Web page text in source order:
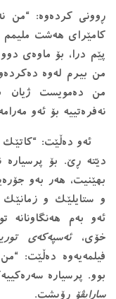
ڕوونی کردەوە: “من
کامێرای هەشت ملیمم
پێم درا، بۆ ماوەی
من بیرم لەوە
من دەمویست ژیان
نەفرەتییە بۆ ئەو
ئەو دەڵێت: “کاتێک
دێتە ڕێ. بۆ پرسیارە
بهێنیت، هەر بەو
و ستایلێک و
خۆی،ئەسپەکەی
فیلمەیەوە دەڵێت:
بوو. پرسیارە
سارایڤۆ ڕۆیشت.